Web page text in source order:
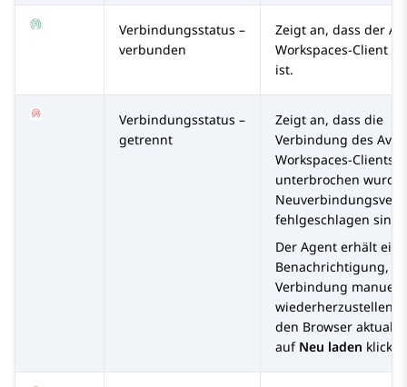
Verbindungsstatus –
verbunden
Zeigt an, dass der
Workspaces-Client
ist.
Verbindungsstatus –
getrennt
Zeigt an, dass die
Verbindung des
Workspaces-Clients
unterbrochen wurde
fehlgeschlagen sind.
Der Agent erhält eine
Benachrichtigung,
Verbindung manuell
wiederherzustellen,
den Browser
auf Neu laden klickt.